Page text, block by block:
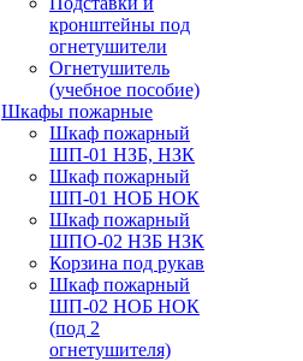
кронштейны под
огнетушители
Огнетушитель
(учебное пособие)
Шкафы пожарные
Шкаф пожарный
ШП-01 НЗБ, НЗК
Шкаф пожарный
ШП-01 НОБ НОК
Шкаф пожарный
ШПО-02 НЗБ НЗК
Корзина под рукав
Шкаф пожарный
ШП-02 НОБ НОК
(под 2
огнетушителя)